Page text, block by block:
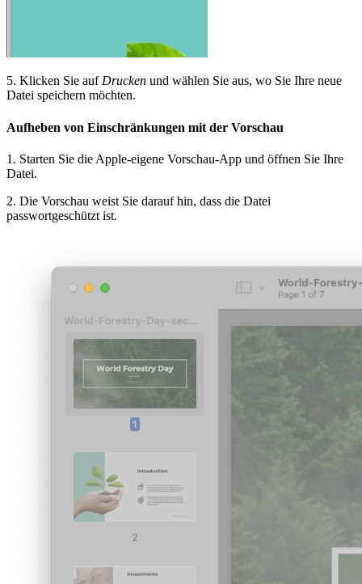
5. Klicken Sie auf Drucken und wählen Sie aus, wo Sie Ihre neue
Datei speichern möchten.
Aufheben von Einschränkungen mit der Vorschau
1. Starten Sie die Apple-eigene Vorschau-App und öffnen Sie Ihre
Datei.
2. Die Vorschau weist Sie darauf hin, dass die Datei
passwortgeschützt ist.